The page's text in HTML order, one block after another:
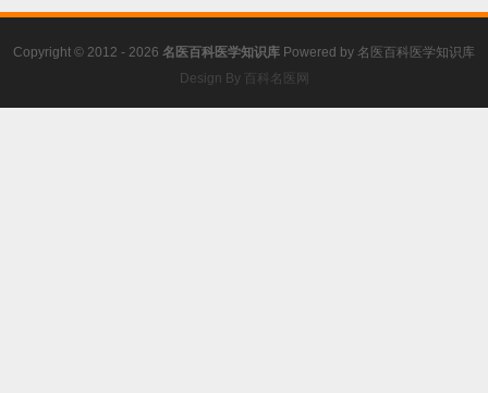
Copyright © 2012 - 2026 名医百科医学知识库 Powered by 名医百科医学知识库
Design By 百科名医网